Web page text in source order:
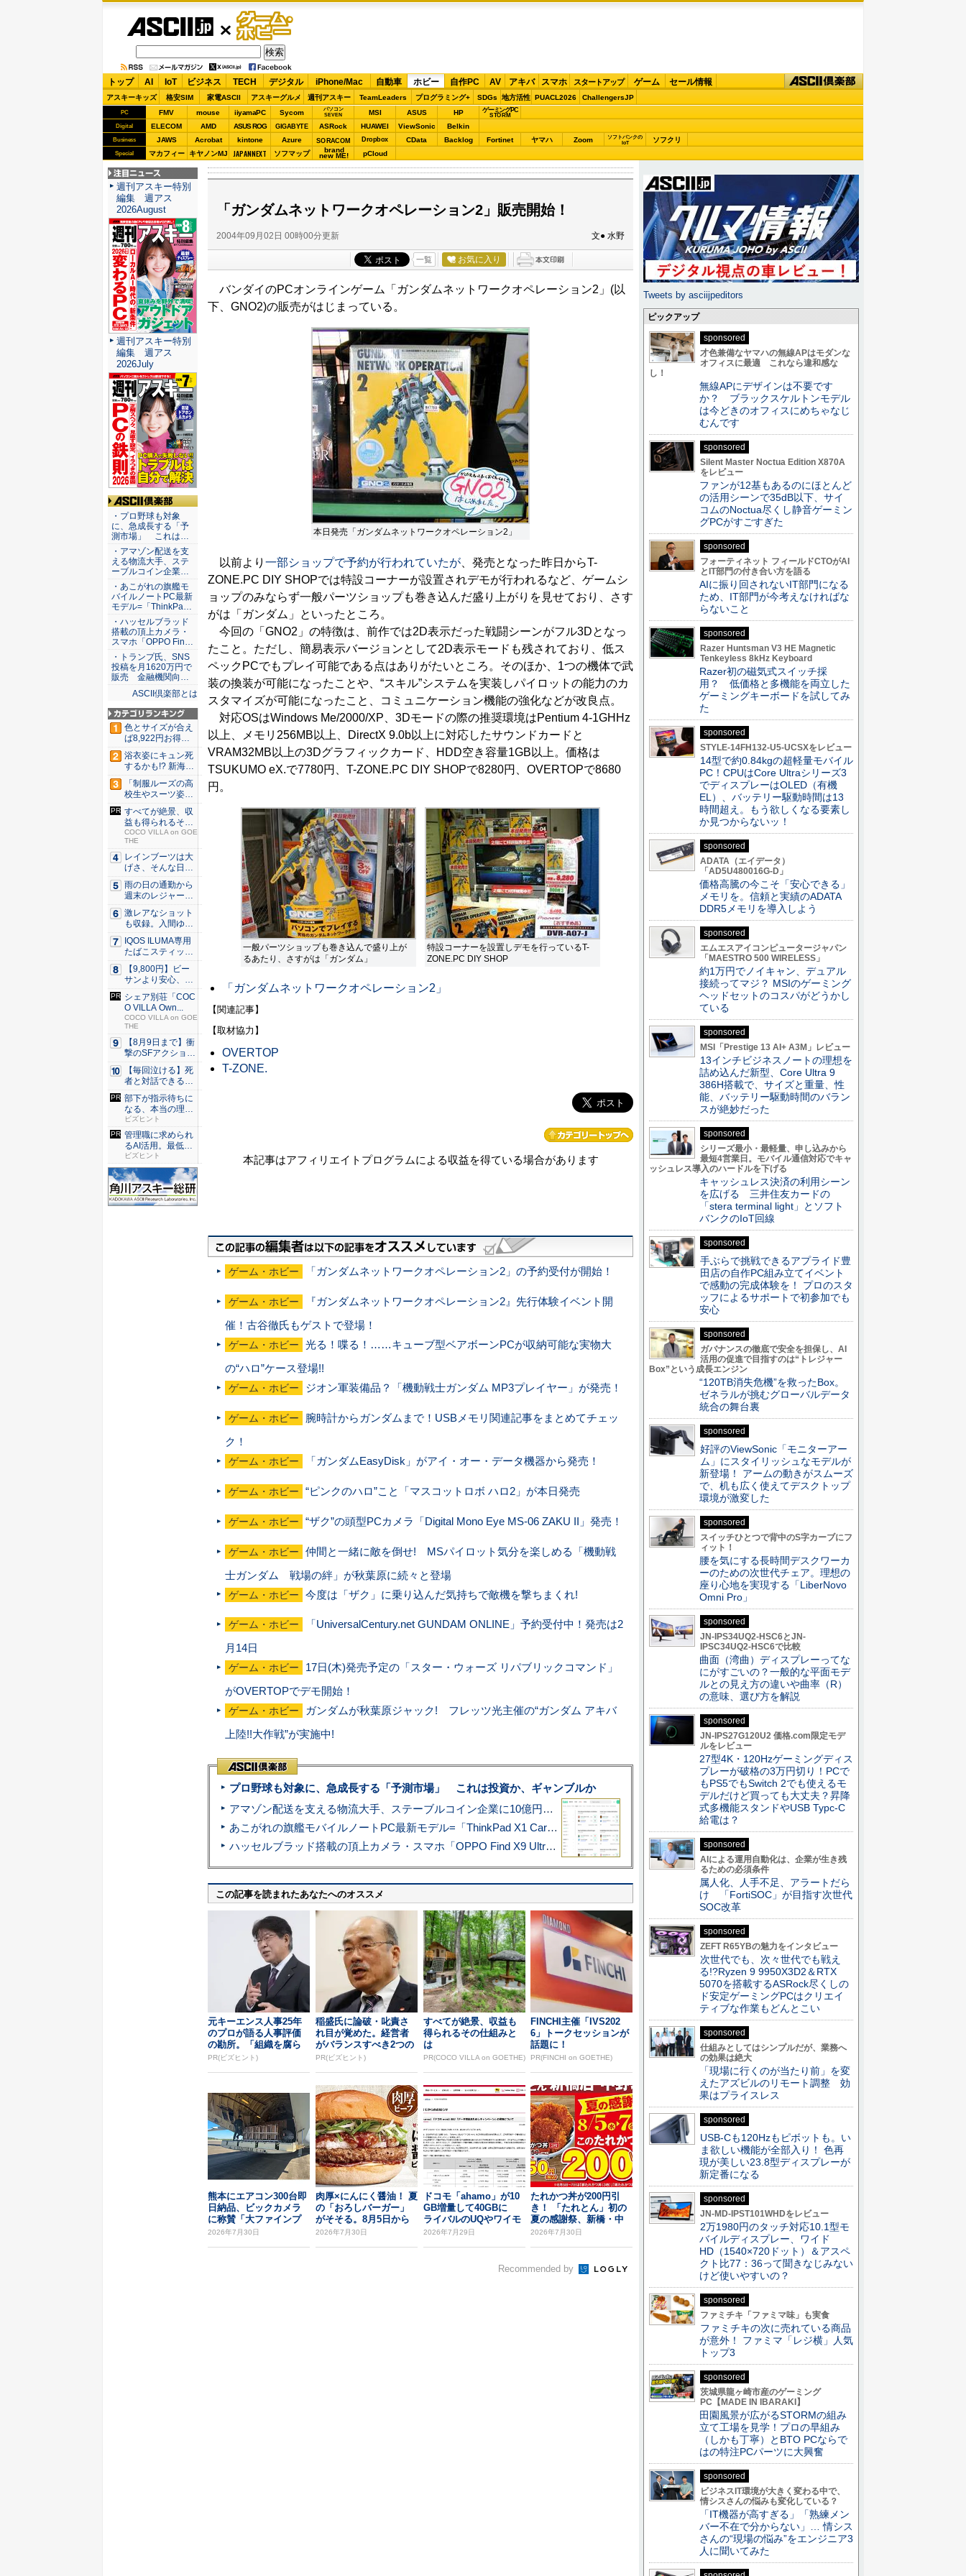
ゲーム・
ホビー
トップ AI IoT ビジネス TECH デジタル iPhone/Mac 自動車 ホビー 自作PC AV アキバ スマホ スタートアップ ゲーム セール情報
アスキーキッズ 格安SIM 家電ASCII アスキーグルメ 週刊アスキー TeamLeaders プログラミング+ SDGs 地方活性 PUACL2026 ChallengersJP
PC FMV mouse iiyamaPC Sycom
パソコン
SEVEN
MSI ASUS HP ゲーミングPC
STORM
Digital ELECOM AMD ASUS ROG GIGABYTE ASRock HUAWEI ViewSonic Belkin
Business JAWS Acrobat kintone Azure SORACOM Dropbox CData Backlog Fortinet ヤマハ Zoom
ソフトバンクの
IoT
ソフクリ
Special マカフィー キヤノンMJ JAPANNEXT ソフマップ brand
new ME! pCloud
「ガンダムネットワークオペレーション2」販売開始！
2004年09月02日 00時00分更新 文● 水野
一覧 お気に入り
バンダイのPCオンラインゲーム「ガンダムネットワークオペレーション2」(以
下、GNO2)の販売がはじまっている。
本日発売「ガンダムネットワークオペレーション2」
以前より 一部ショップで予約が行われていたが 、発売となった昨日からT-
ZONE.PC DIY SHOPでは特設コーナーが設置されデモが行われるなど、ゲームシ
ョップのみならず一般パーツショップも巻き込んだ盛り上がりを見せており、さす
がは「ガンダム」といったところ。
今回の「GNO2」の特徴は、前作では2D表示だった戦闘シーンがフル3Dとなっ
たこと。ただし、簡易表示バージョンとして2D表示モードも残されており、低ス
ペックPCでもプレイ可能である点はありがたいところ。そのほか、1つの機体で武
装の換装が可能になったことや、“スキル”システムを実装しパイロットの能力のカ
スタマイズが可能になったこと、コミュニケーション機能の強化などが改良点。
対応OSはWindows Me/2000/XP、3Dモードの際の推奨環境はPentium 4-1GHHz
以上、メモリ256MB以上、DirectX 9.0b以上に対応したサウンドカードと
VRAM32MB以上の3Dグラフィックカード、HDD空き容量1GB以上。価格は
TSUKUMO eX.で7780円、T-ZONE.PC DIY SHOPで8280円、OVERTOPで8680
円。
一般パーツショップも巻き込んで盛り上が
るあたり、さすがは「ガンダム」
特設コーナーを設置しデモを行っているT-
ZONE.PC DIY SHOP
「ガンダムネットワークオペレーション2」
【関連記事】
【取材協力】
OVERTOP
T-ZONE.
本記事はアフィリエイトプログラムによる収益を得ている場合があります
ゲーム・ホビー 「ガンダムネットワークオペレーション2」の予約受付が開始！
ゲーム・ホビー
『ガンダムネットワークオペレーション2』先行体験イベント開
催！古谷徹氏もゲストで登場！
ゲーム・ホビー
光る！喋る！……キューブ型ベアボーンPCが収納可能な実物大
の“ハロ”ケース登場!!
ゲーム・ホビー ジオン軍装備品？「機動戦士ガンダム MP3プレイヤー」が発売！
ゲーム・ホビー
腕時計からガンダムまで！USBメモリ関連記事をまとめてチェッ
ク！
ゲーム・ホビー 「ガンダムEasyDisk」がアイ・オー・データ機器から発売！
ゲーム・ホビー “ピンクのハロ”こと「マスコットロボ ハロ2」が本日発売
ゲーム・ホビー “ザク”の頭型PCカメラ「Digital Mono Eye MS-06 ZAKU II」発売！
ゲーム・ホビー
仲間と一緒に敵を倒せ! MSパイロット気分を楽しめる「機動戦
士ガンダム 戦場の絆」が秋葉原に続々と登場
ゲーム・ホビー 今度は「ザク」に乗り込んだ気持ちで敵機を撃ちまくれ!
ゲーム・ホビー
「UniversalCentury.net GUNDAM ONLINE」予約受付中！発売は2
月14日
ゲーム・ホビー
17日(木)発売予定の「スター・ウォーズ リパブリックコマンド」
がOVERTOPでデモ開始！
ゲーム・ホビー
ガンダムが秋葉原ジャック! フレッツ光主催の“ガンダム アキバ
上陸!!大作戦”が実施中!
プロ野球も対象に、急成長する「予測市場」 これは投資か、ギャンブルか
アマゾン配送を支える物流大手、ステーブルコイン企業に10億円投資のワケ
あこがれの旗艦モバイルノートPC最新モデル=「ThinkPad X1 Carbon Gen 14 Aura Edition」実機レビュー
ハッセルブラッド搭載の頂上カメラ・スマホ「OPPO Find X9 Ultra」実写レビュー=プロが本気で徹底撮影しました!!
この記事を読まれたあなたへのオススメ
元キーエンス人事25年
のプロが語る人事評価
の勘所。「組織を腐ら
せるNG評価」とは...
PR(ビズヒント)
稲盛氏に論破・叱責さ
れ目が覚めた。経営者
がバランスすべき2つの
背反
PR(ビズヒント)
すべてが絶景、収益も
得られるその仕組みと
は
PR(COCO VILLA on GOETHE)
FINCHI主催「IVS202
6」トークセッションが
話題に！
PR(FINCHI on GOETHE)
熊本にエアコン300台即
日納品、ビックカメラ
に称賛「大ファインプ
レー」
2026年7月30日
肉厚×にんにく醤油！ 夏
の「おろしバーガー」
がそそる。8月5日から
2026年7月30日
ドコモ「ahamo」が10
GB増量して40GBに
ライバルのUQやワイモ
バを意識...
2026年7月29日
たれかつ丼が200円引
き！ 「たれとん」初の
夏の感謝祭、新橋・中
野北口で開催
2026年7月30日
Recommended by
注目ニュース
週刊アスキー特別
編集 週アス
2026August
週刊アスキー特別
編集 週アス
2026July
ASCII倶楽部
・プロ野球も対象
に、急成長する「予
測市場」 これは…
・アマゾン配送を支
える物流大手、ステ
ーブルコイン企業…
・あこがれの旗艦モ
バイルノートPC最新
モデル=「ThinkPa…
・ハッセルブラッド
搭載の頂上カメラ・
スマホ「OPPO Fin…
・トランプ氏、SNS
投稿を月1620万円で
販売 金融機関向…
ASCII倶楽部とは
色とサイズが合え
ば8,922円お得！
メ...
浴衣姿にキュン死
するかも!? 新海ま
きが...
「制服ルーズの高
校生やスーツ姿の
OLを演...
すべてが絶景、収
益も得られるその
仕組みと...
COCO VILLA on GOE
THE
レインブーツは大
げさ、そんな日
に！ ミズ...
雨の日の通勤から
週末のレジャーま
で快適！...
激レアなショット
も収録。入間ゆい
が34周...
IQOS ILUMA専用
たばこスティッ
ク...
【9,800円】ビー
サンより安心、ス
ニー...
シェア別荘「COC
O VILLA Own...
COCO VILLA on GOE
THE
【8月9日まで】衝
撃のSFアクション
『G...
【毎回泣ける】死
者と対話できる送
り人の成...
部下が指示待ちに
なる、本当の理
由。23年...
ビズヒント
管理職に求められ
るAI活用。最低限
やるべ...
ビズヒント
Tweets by asciijpeditors
ピックアップ
sponsored
才色兼備なヤマハの無線APはモダンな
オフィスに最適 これなら違和感な
し！
無線APにデザインは不要です
か？ ブラックスケルトンモデル
は今どきのオフィスにめちゃなじ
むんです
sponsored
Silent Master Noctua Edition X870A
をレビュー
ファンが12基もあるのにほとんど
の活用シーンで35dB以下、サイ
コムのNoctua尽くし静音ゲーミン
グPCがすごすぎた
sponsored
フォーティネット フィールドCTOがAI
とIT部門の付き合い方を語る
AIに振り回されないIT部門になる
ため、IT部門が今考えなければな
らないこと
sponsored
Razer Huntsman V3 HE Magnetic
Tenkeyless 8kHz Keyboard
Razer初の磁気式スイッチ採
用？ 低価格と多機能を両立した
ゲーミングキーボードを試してみ
た
sponsored
STYLE-14FH132-U5-UCSXをレビュー
14型で約0.84kgの超軽量モバイル
PC！CPUはCore Ultraシリーズ3
でディスプレーはOLED（有機
EL）、バッテリー駆動時間は13
時間超え。もう欲しくなる要素し
か見つからないッ！
sponsored
ADATA（エイデータ）
「AD5U480016G-D」
価格高騰の今こそ「安心できる」
メモリを。信頼と実績のADATA
DDR5メモリを導入しよう
sponsored
エムエスアイコンピュータージャパン
「MAESTRO 500 WIRELESS」
約1万円でノイキャン、デュアル
接続ってマジ？ MSIのゲーミング
ヘッドセットのコスパがどうかし
ている
sponsored
MSI「Prestige 13 AI+ A3M」レビュー
13インチビジネスノートの理想を
詰め込んだ新型、Core Ultra 9
386H搭載で、サイズと重量、性
能、バッテリー駆動時間のバラン
スが絶妙だった
sponsored
シリーズ最小・最軽量、申し込みから
最短4営業日。モバイル通信対応でキャ
ッシュレス導入のハードルを下げる
キャッシュレス決済の利用シーン
を広げる 三井住友カードの
「stera terminal light」とソフト
バンクのIoT回線
sponsored
手ぶらで挑戦できるアプライド豊
田店の自作PC組み立てイベント
で感動の完成体験を！ プロのスタ
ッフによるサポートで初参加でも
安心
sponsored
ガバナンスの徹底で安全を担保し、AI
活用の促進で目指すのは“トレジャー
Box”という成長エンジン
“120TB消失危機”を救ったBox。
ゼネラルが挑むグローバルデータ
統合の舞台裏
sponsored
好評のViewSonic「モニターアー
ム」にスタイリッシュなモデルが
新登場！ アームの動きがスムーズ
で、机も広く使えてデスクトップ
環境が激変した
sponsored
スイッチひとつで背中のS字カーブにフ
ィット！
腰を気にする長時間デスクワーカ
ーのための次世代チェア。理想の
座り心地を実現する「LiberNovo
Omni Pro」
sponsored
JN-IPS34UQ2-HSC6とJN-
IPSC34UQ2-HSC6で比較
曲面（湾曲）ディスプレーってな
にがすごいの？一般的な平面モデ
ルとの見え方の違いや曲率（R）
の意味、選び方を解説
sponsored
JN-IPS27G120U2 価格.com限定モデ
ルをレビュー
27型4K・120Hzゲーミングディス
プレーが破格の3万円切り！PCで
もPS5でもSwitch 2でも使えるモ
デルだけど買っても大丈夫？昇降
式多機能スタンドやUSB Typc-C
給電は？
sponsored
AIによる運用自動化は、企業が生き残
るための必須条件
属人化、人手不足、アラートだら
け 「FortiSOC」が目指す次世代
SOC改革
sponsored
ZEFT R65YBの魅力をインタビュー
次世代でも、次々世代でも戦え
る!?Ryzen 9 9950X3D2＆RTX
5070を搭載するASRock尽くしの
ド安定ゲーミングPCはクリエイ
ティブな作業もどんとこい
sponsored
仕組みとしてはシンプルだが、業務へ
の効果は絶大
「現場に行くのが当たり前」を変
えたアズビルのリモート調整 効
果はプライスレス
sponsored
USB-Cも120Hzもピボットも。い
ま欲しい機能が全部入り！ 色再
現が美しい23.8型ディスプレーが
新定番になる
sponsored
JN-MD-IPST101WHDをレビュー
2万1980円のタッチ対応10.1型モ
バイルディスプレー、ワイド
HD（1540×720ドット）＆アスペ
クト比77：36って聞きなじみない
けど使いやすいの？
sponsored
ファミチキ「ファミマ味」も実食
ファミチキの次に売れている商品
が意外！ ファミマ「レジ横」人気
トップ3
sponsored
茨城県龍ヶ崎市産のゲーミング
PC【MADE IN IBARAKI】
田園風景が広がるSTORMの組み
立て工場を見学！プロの早組み
（しかも丁寧）とBTO PCならで
はの特注PCパーツに大興奮
sponsored
ビジネスIT環境が大きく変わる中で、
情シスさんの悩みも変化している？
「IT機器が高すぎる」「熟練メン
バー不在で分からない」… 情シス
さんの“現場の悩み”をエンジニア3
人に聞いてみた